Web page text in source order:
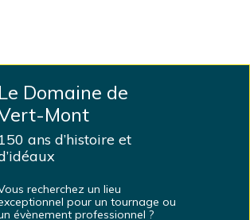
Le Domaine de
Mont
150 ans d’histoire et
recherchez un lieu
pour un tournage ou
évènement professionnel ?